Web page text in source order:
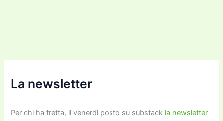
La newsletter
Per chi ha fretta, il venerdì posto su substack la newsletter